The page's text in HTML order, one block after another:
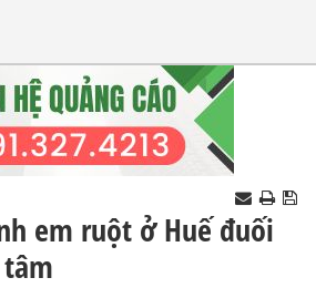
em ruột ở Huế đuối